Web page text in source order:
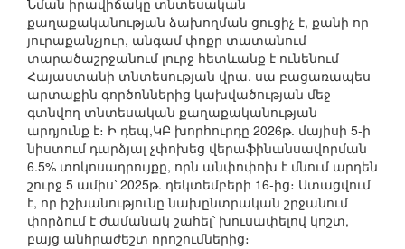
Նման իրավիճակը տնտեսական
քաղաքականության ձախողման ցուցիչ է, քանի որ
յուրաքանչյուր, անգամ փոքր տատանում
տարածաշրջանում լուրջ հետևանք է ունենում
Հայաստանի տնտեսության վրա. սա բացառապես
արտաքին գործոններից կախվածության մեջ
գտնվող տնտեսական քաղաքականության
արդյունք է։ Ի դեպ,ԿԲ խորհուրդը 2026թ. մայիսի 5-ի
նիստում դարձյալ չփոխեց վերաֆինանսավորման
6.5% տոկոսադրույքը, որն անփոփոխ է մնում արդեն
շուրջ 5 ամիս՝ 2025թ. դեկտեմբերի 16-ից։ Ստացվում
է, որ իշխանությունը նախընտրական շրջանում
փորձում է ժամանակ շահել՝ խուսափելով կոշտ,
բայց անհրաժեշտ որոշումներից։